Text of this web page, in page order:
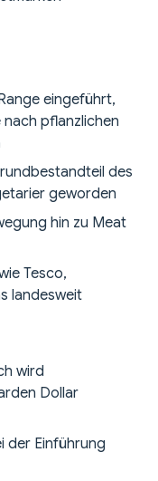
eingeführt,
pflanzlichen
des
geworden
hin zu Meat
Tesco,
landesweit
wird
Dollar
der Einführung